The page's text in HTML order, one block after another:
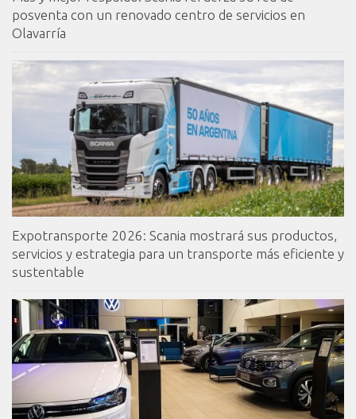
posventa con un renovado centro de servicios en
Olavarría
Expotransporte 2026: Scania mostrará sus productos,
servicios y estrategia para un transporte más eficiente y
sustentable